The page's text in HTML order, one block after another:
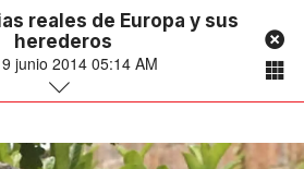
reales de Europa y sus
herederos
junio 2014 05:14 AM